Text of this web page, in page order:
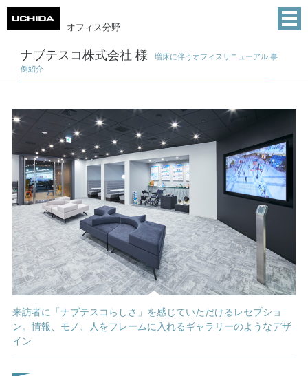
オフィス分野
ナブテスコ株式会社 様
増床に伴うオフィスリニューアル 事
例紹介
来訪者に「ナブテスコらしさ」を感じていただけるレセプショ
ン。情報、モノ、人をフレームに入れるギャラリーのようなデザ
イン
レセプション内のフレームの1つにはショールームコーナーを設
置